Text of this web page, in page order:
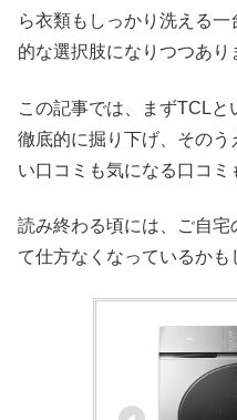
ら衣類もしっかり洗える
的な選択肢になりつつあり
この記事では、まずTCL
徹底的に掘り下げ、その
い口コミも気になる口コミ
読み終わる頃には、ご自
て仕方なくなっているかも